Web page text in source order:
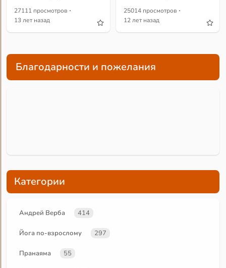
27111 просмотров ·
13 лет назад
25014 просмотров ·
12 лет назад
Благодарности и пожелания
Категории
Андрей Верба 414
Йога по-взрослому 297
Пранаяма 55